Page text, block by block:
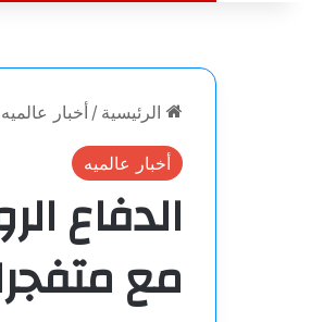
الرئيسية / أخبار عالميه
أخبار عالميه
الدفاع
مع